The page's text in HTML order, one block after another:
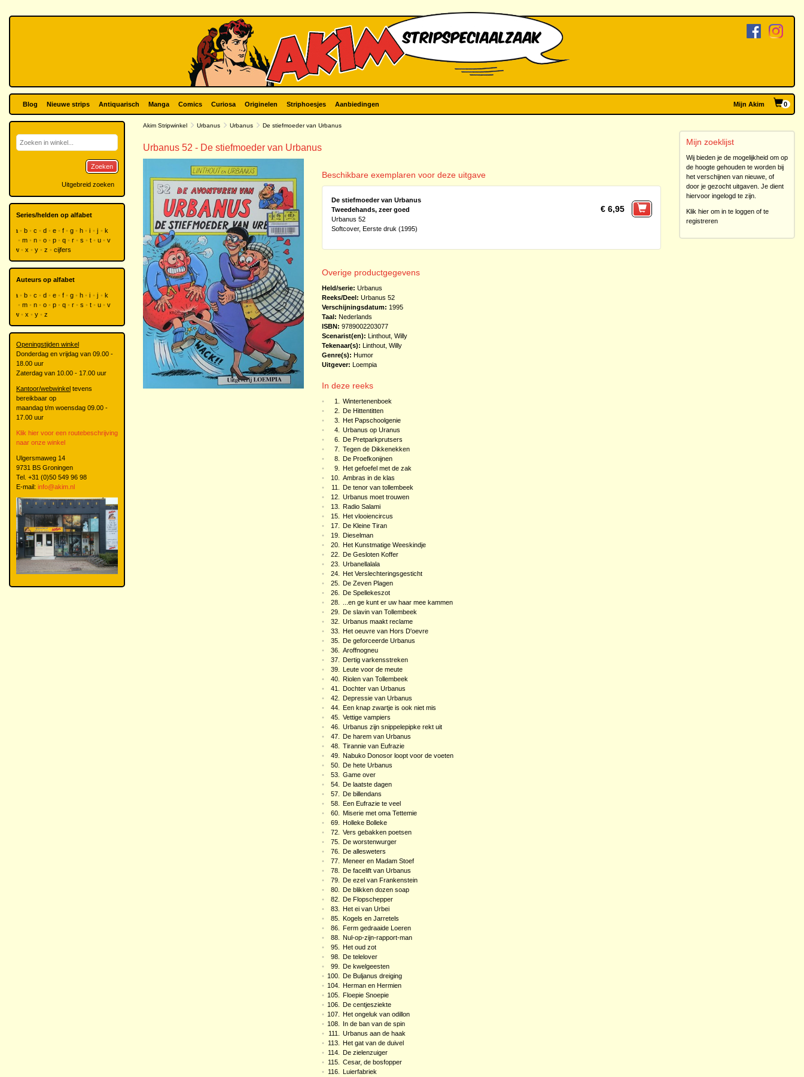
Blog Nieuwe strips Antiquarisch Manga Comics Curiosa Originelen Striphoesjes Aanbiedingen Mijn Akim 0
Akim Stripwinkel Urbanus Urbanus De stiefmoeder van Urbanus
Urbanus 52 - De stiefmoeder van Urbanus
Beschikbare exemplaren voor deze uitgave
De stiefmoeder van Urbanus
Tweedehands, zeer goed
Urbanus 52
Softcover, Eerste druk (1995)
€ 6,95
Overige productgegevens
Held/serie: Urbanus
Reeks/Deel: Urbanus 52
Verschijningsdatum: 1995
Taal: Nederlands
ISBN: 9789002203077
Scenarist(en): Linthout, Willy
Tekenaar(s): Linthout, Willy
Genre(s): Humor
Uitgever: Loempia
In deze reeks
• 1.
Wintertenenboek
•
2.
De Hittentitten
•
3.
Het Papschoolgenie
•
4.
Urbanus op Uranus
•
6.
De Pretparkprutsers
•
7.
Tegen de Dikkenekken
•
8.
De Proefkonijnen
•
9.
Het gefoefel met de zak
•
10.
Ambras in de klas
•
11.
De tenor van tollembeek
•
12.
Urbanus moet trouwen
•
13.
Radio Salami
•
15.
Het vlooiencircus
•
17.
De Kleine Tiran
•
19.
Dieselman
•
20.
Het Kunstmatige Weeskindje
•
22.
De Gesloten Koffer
•
23.
Urbanellalala
•
24.
Het Verslechteringsgesticht
•
25.
De Zeven Plagen
•
26.
De Spellekeszot
•
28.
...en ge kunt er uw haar mee kammen
•
29.
De slavin van Tollembeek
•
32.
Urbanus maakt reclame
•
33.
Het oeuvre van Hors D'oevre
•
35.
De geforceerde Urbanus
•
36.
Aroffnogneu
•
37.
Dertig varkensstreken
•
39.
Leute voor de meute
•
40.
Riolen van Tollembeek
•
41.
Dochter van Urbanus
•
42.
Depressie van Urbanus
•
44.
Een knap zwartje is ook niet mis
•
45.
Vettige vampiers
•
46.
Urbanus zijn snippelepipke rekt uit
•
47.
De harem van Urbanus
•
48.
Tirannie van Eufrazie
•
49.
Nabuko Donosor loopt voor de voeten
•
50.
De hete Urbanus
•
53.
Game over
•
54.
De laatste dagen
•
57.
De billendans
•
58.
Een Eufrazie te veel
•
60.
Miserie met oma Tettemie
•
69.
Holleke Bolleke
•
72.
Vers gebakken poetsen
•
75.
De worstenwurger
•
76.
De allesweters
•
77.
Meneer en Madam Stoef
•
78.
De facelift van Urbanus
•
79.
De ezel van Frankenstein
•
80.
De blikken dozen soap
•
82.
De Flopschepper
•
83.
Het ei van Urbei
•
85.
Kogels en Jarretels
•
86.
Ferm gedraaide Loeren
•
88.
Nul-op-zijn-rapport-man
•
95.
Het oud zot
•
98.
De telelover
•
99.
De kwelgeesten
• 100.
De Buljanus dreiging
• 104.
Herman en Hermien
• 105.
Floepie Snoepie
• 106.
De centjesziekte
• 107.
Het ongeluk van odillon
• 108.
In de ban van de spin
•
111.
Urbanus aan de haak
•
113.
Het gat van de duivel
•
114.
De zielenzuiger
•
115.
Cesar, de bosfopper
•
116.
Luierfabriek
Mijn zoeklijst
Wij bieden je de mogelijkheid om op
de hoogte gehouden te worden bij
het verschijnen van nieuwe, of
door je gezocht uitgaven. Je dient
hiervoor ingelogd te zijn.
Klik hier om in te loggen of te
registreren
Zoeken
Uitgebreid zoeken
Series/helden op alfabet
a b c d e f g h i j
k
m n o p q r s t u
v
w
x y z cijfers
Auteurs op alfabet
a b c d e f g h i j
k
m n o p q r s t u
v
w
x y z
Openingstijden winkel
Donderdag en vrijdag van 09.00 -
18.00 uur
Zaterdag van 10.00 - 17.00 uur
Kantoor/webwinkel tevens
bereikbaar op
maandag t/m woensdag 09.00 -
17.00 uur
Klik hier voor een routebeschrijving
naar onze winkel
Ulgersmaweg 14
9731 BS Groningen
Tel. +31 (0)50 549 96 98
E-mail: info@akim.nl